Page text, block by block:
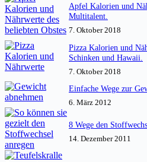
Apfel Kalorien und
Multitalent.
7. Oktober 2018
Pizza Kalorien und
Schinken und Hawaii.
7. Oktober 2018
Einfache Wege zur
6. März 2012
8 Wege den
14. Dezember 2011